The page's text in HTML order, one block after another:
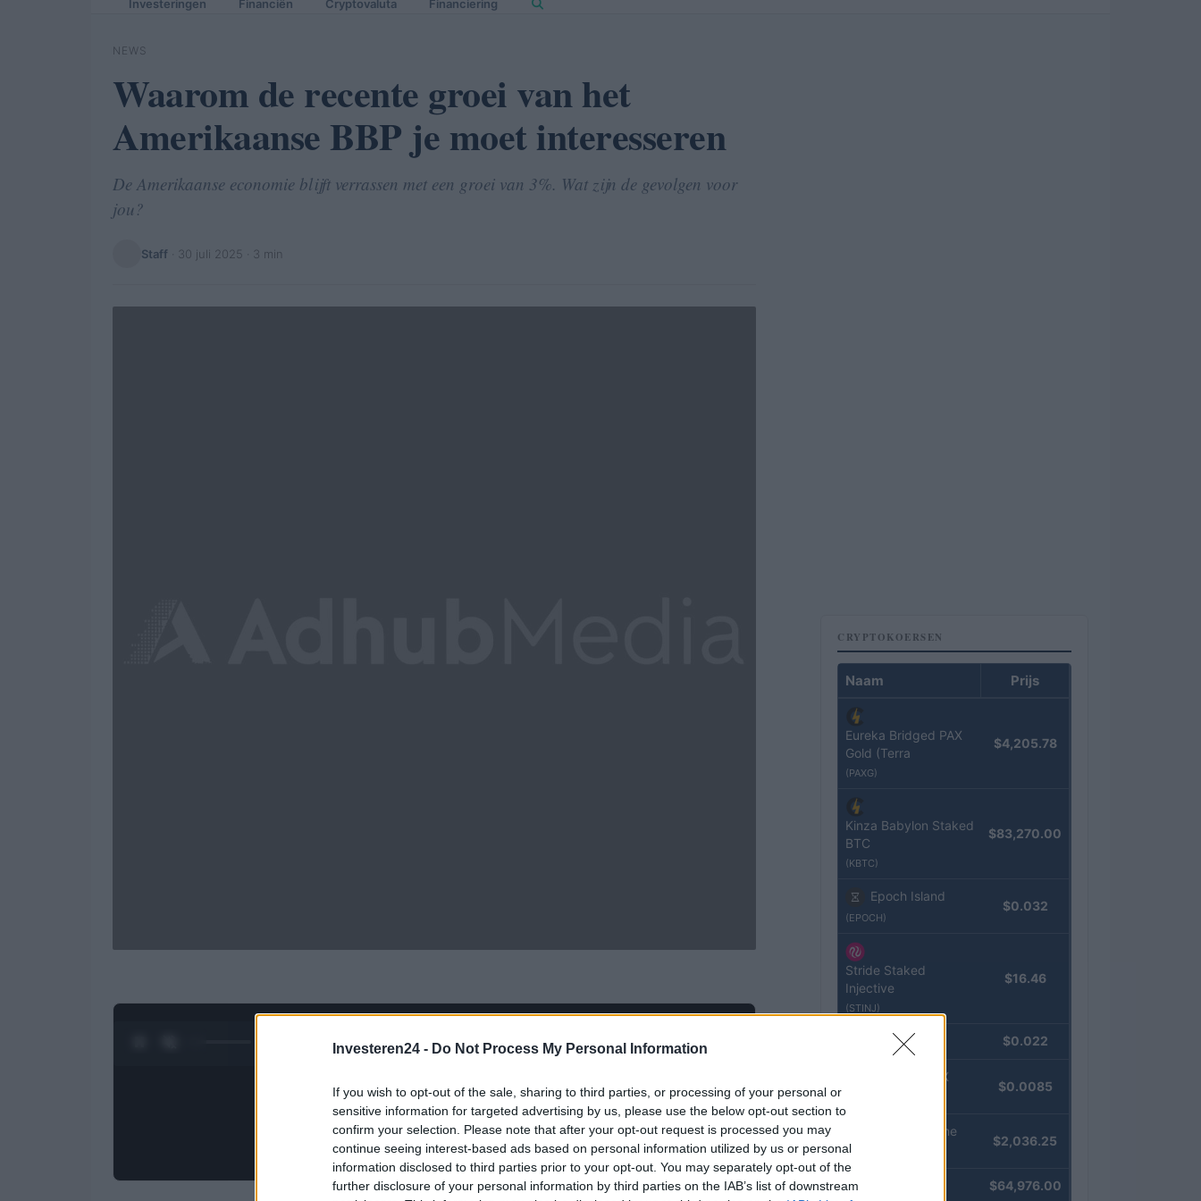
Investeren24 - Do Not Process My Personal Information
If you wish to opt-out of the sale, sharing to third parties, or processing of your personal or
sensitive information for targeted advertising by us, please use the below opt-out section to
confirm your selection. Please note that after your opt-out request is processed you may
continue seeing interest-based ads based on personal information utilized by us or personal
information disclosed to third parties prior to your opt-out. You may separately opt-out of the
further disclosure of your personal information by third parties on the IAB’s list of downstream
Investeringen Financiën Cryptovaluta Financiering
NEWS
Waarom de recente groei van het
Amerikaanse BBP je moet interesseren
De Amerikaanse economie blijft verrassen met een groei van 3%. Wat zijn de gevolgen voor
jou?
Staff 30 juli 2025 · 3 min
1 POWERED BY Ad Media
CRYPTOKOERSEN
Naam Prijs
Eureka Bridged PAX
Gold (Terra
(PAXG)
$4,205.78
Kinza Babylon Staked
BTC
(KBTC)
$83,270.00
Epoch Island
(EPOCH)
$0.032
Stride Staked
Injective
(STINJ)
$16.46
JDB (JDB) $0.022
FibSwap DEX
$0.0085
kpk ETH Prime
(KPK ETH PRIME)
$2,036.25
$64,976.00